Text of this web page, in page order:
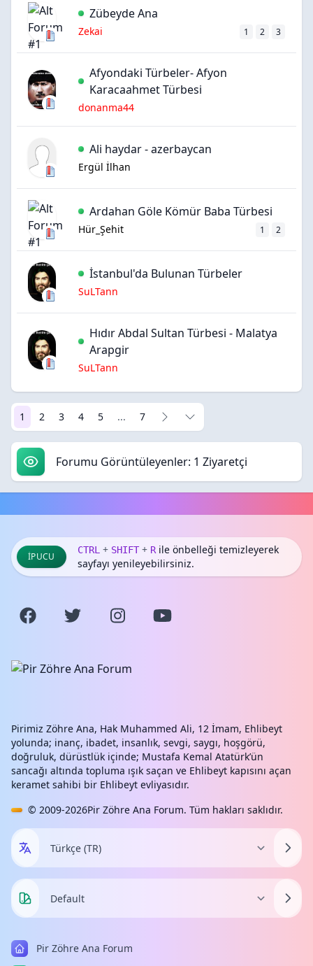
Zübeyde Ana
Zekai 1 2 3
Afyondaki Türbeler- Afyon
Karacaahmet Türbesi
donanma44
Ali haydar - azerbaycan
Ergül İlhan
Ardahan Göle Kömür Baba Türbesi
Hür_Şehit 1 2
İstanbul'da Bulunan Türbeler
SuLTann
Hıdır Abdal Sultan Türbesi - Malatya
Arapgir
SuLTann
1 2 3 4 5 ... 7
Forumu Görüntüleyenler: 1 Ziyaretçi
İPUCU
CTRL + SHIFT + Rile önbelleği temizleyerek
sayfayı yenileyebilirsiniz.
Pirimiz Zöhre Ana, Hak Muhammed Ali, 12 İmam, Ehlibeyt
yolunda; inanç, ibadet, insanlık, sevgi, saygı, hoşgörü,
doğruluk, dürüstlük içinde; Mustafa Kemal Atatürk’ün
sancağı altında topluma ışık saçan ve Ehlibeyt kapısını açan
keramet sahibi bir Ehlibeyt evliyasıdır.
© 2009-2026Pir Zöhre Ana Forum. Tüm hakları saklıdır.
Pir Zöhre Ana Forum